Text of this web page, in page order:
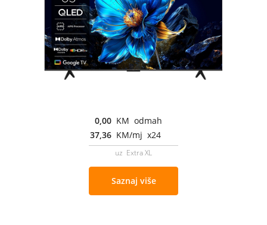
0,00 KM odmah
37,36 KM/mj x24
uz Extra XL
Saznaj više